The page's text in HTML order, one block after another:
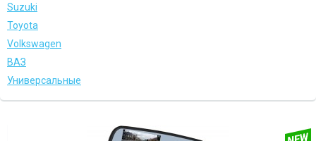
Suzuki
Toyota
Volkswagen
ВАЗ
Универсальные